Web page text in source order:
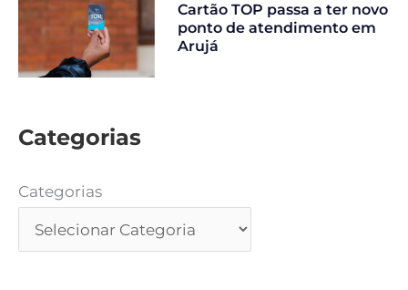
Cartão TOP passa a ter novo
ponto de atendimento em
Arujá
Categorias
Categorias